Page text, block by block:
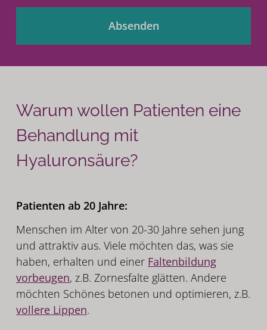
Absenden
Warum wollen Patienten eine
Behandlung mit
Hyaluronsäure?
Patienten ab 20 Jahre:
Menschen im Alter von 20-30 Jahre sehen jung
und attraktiv aus. Viele möchten das, was sie
haben, erhalten und einer Faltenbildung
vorbeugen, z.B. Zornesfalte glätten. Andere
möchten Schönes betonen und optimieren, z.B.
vollere Lippen.